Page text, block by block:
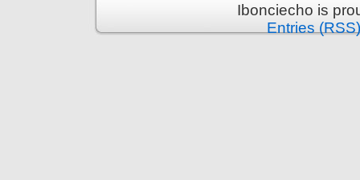
Ibonciecho is
Entries (RSS)